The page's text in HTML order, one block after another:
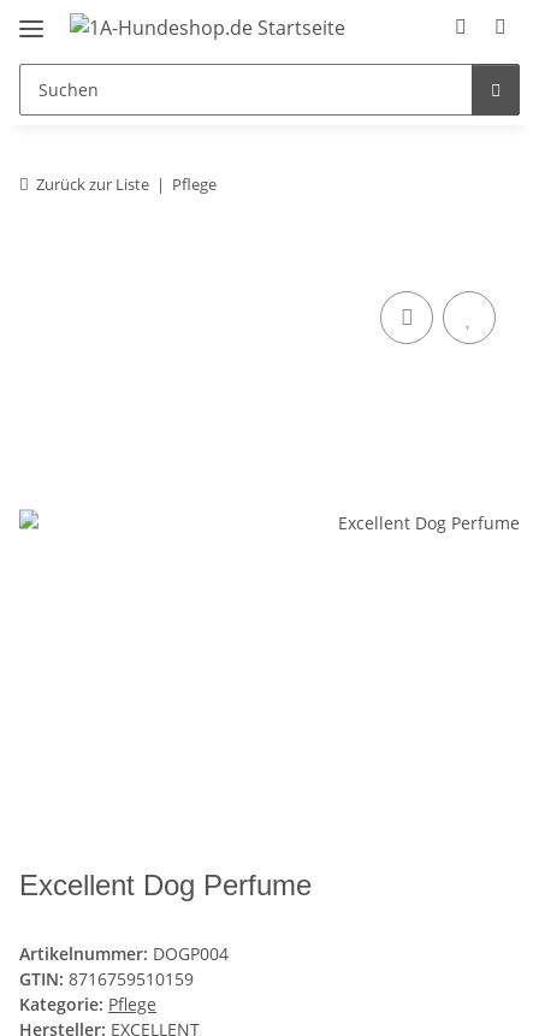
Zurück zur Liste Pflege
Excellent Dog Perfume
Artikelnummer: DOGP004
GTIN: 8716759510159
Kategorie: Pflege
Hersteller: EXCELLENT